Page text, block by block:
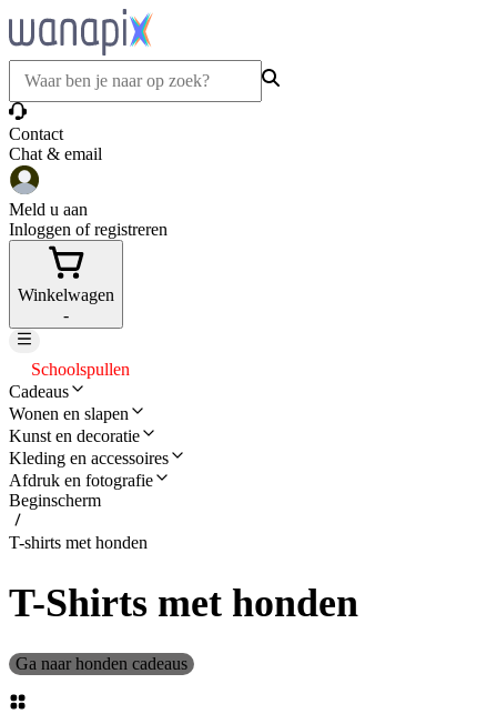
Contact
Chat & email
Meld u aan
Inloggen of registreren
Winkelwagen
-
Schoolspullen
Cadeaus
Wonen en slapen
Kunst en decoratie
Kleding en accessoires
Afdruk en fotografie
Beginscherm
T-shirts met honden
T-Shirts met honden
Ga naar honden cadeaus